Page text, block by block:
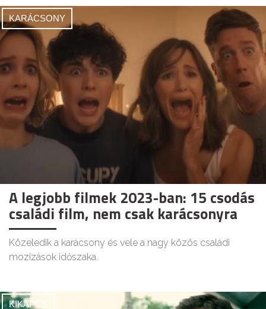
KARÁCSONY
A legjobb filmek 2023-ban: 15 csodás
családi film, nem csak karácsonyra
Közeledik a karácsony és vele a nagy közös családi
mozizások időszaka.
KIKAPCS